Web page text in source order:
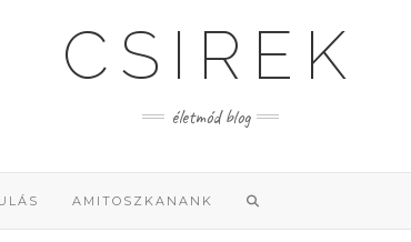
CSIREK
életmód blog
AMITOSZKANANK